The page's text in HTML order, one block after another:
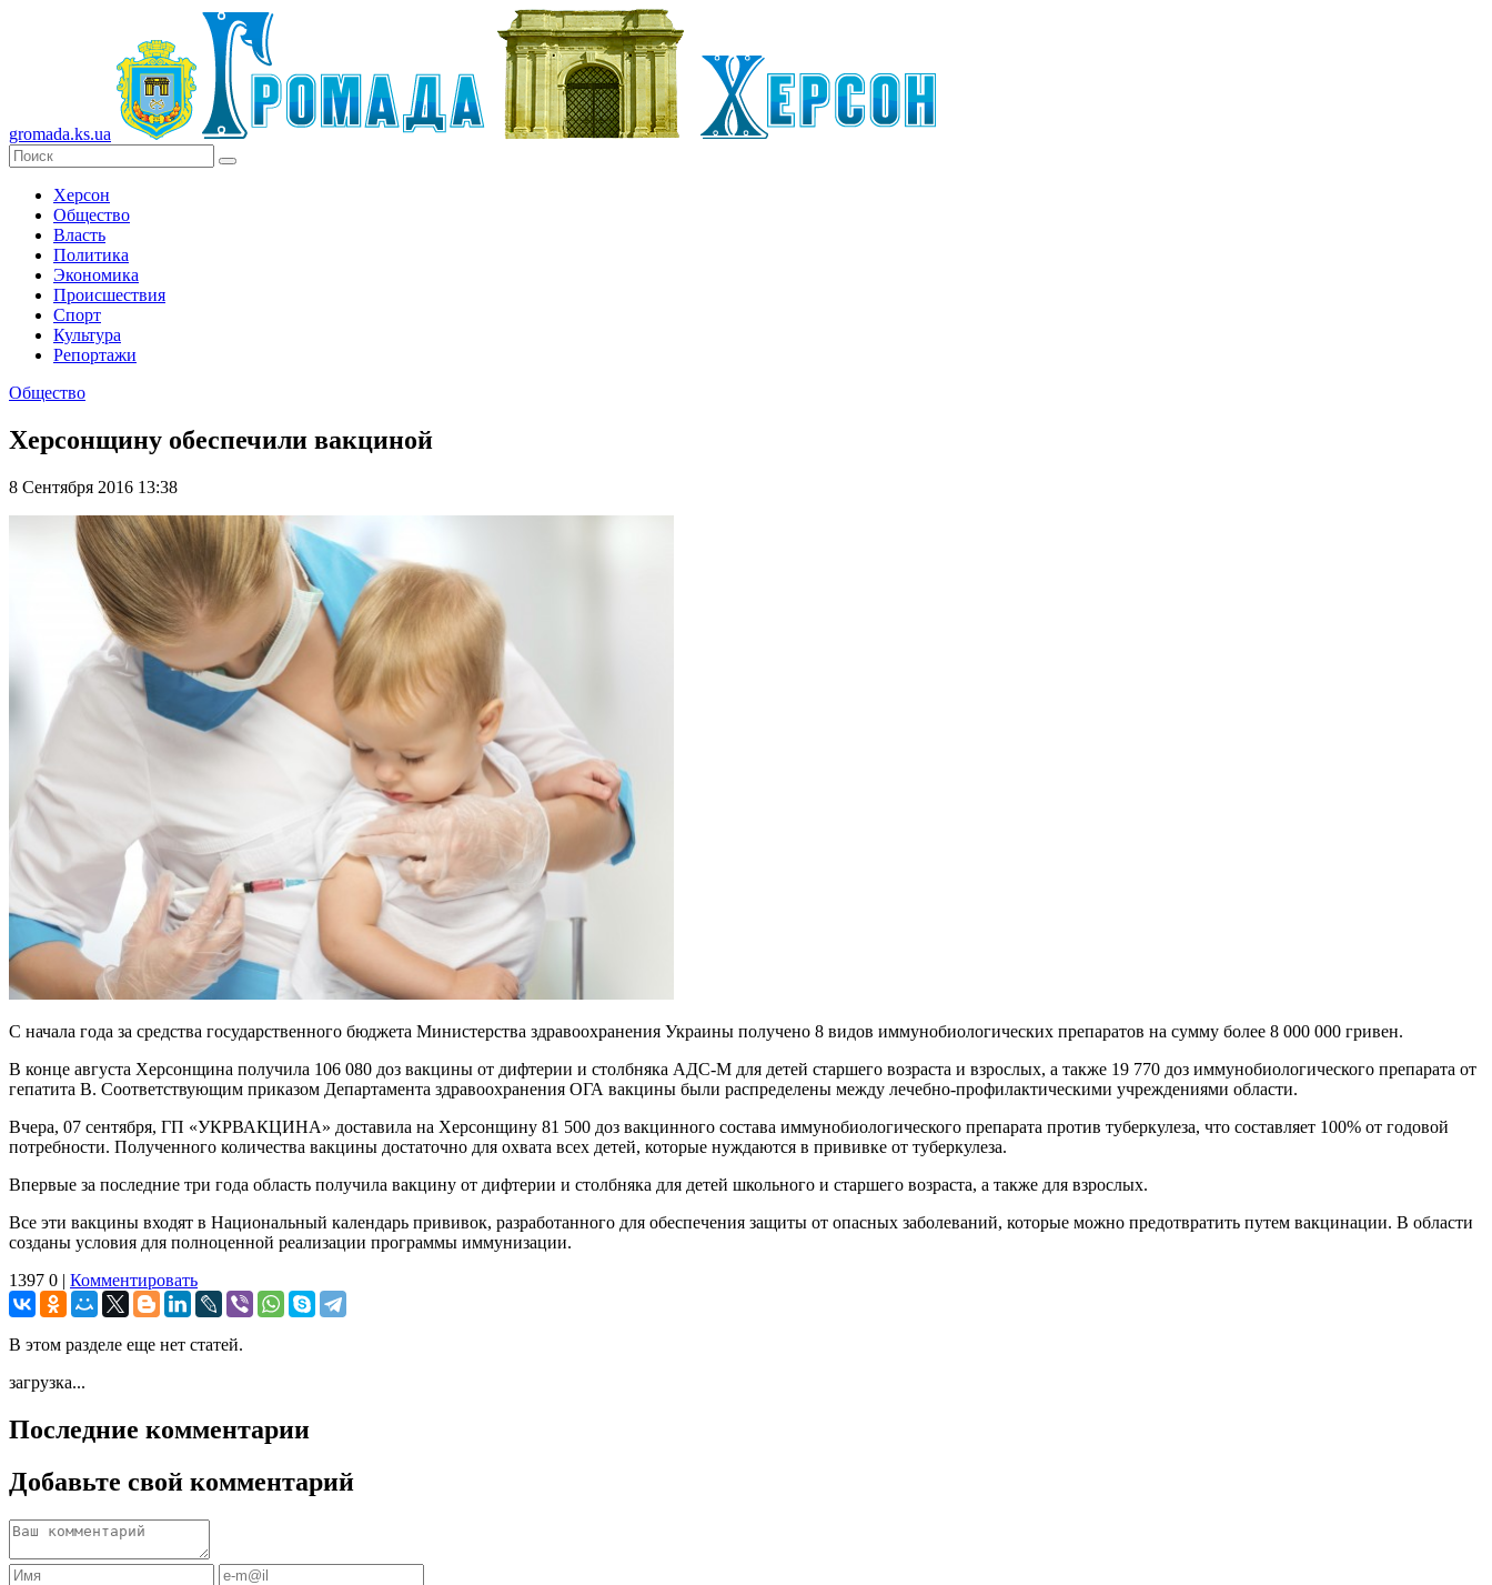
gromada.ks.ua
Херсон
Общество
Власть
Политика
Экономика
Происшествия
Спорт
Культура
Репортажи
Общество
Херсонщину обеспечили вакциной
8 Сентября 2016 13:38
С начала года за средства государственного бюджета Министерства здравоохранения Украины получено 8 видов иммунобиологических препаратов на сумму более 8 000 000 гривен.
В конце августа Херсонщина получила 106 080 доз вакцины от дифтерии и столбняка АДС-М для детей старшего возраста и взрослых, а также 19 770 доз иммунобиологического препарата от
гепатита В. Соответствующим приказом Департамента здравоохранения ОГА вакцины были распределены между лечебно-профилактическими учреждениями области.
Вчера, 07 сентября, ГП «УКРВАКЦИНА» доставила на Херсонщину 81 500 доз вакцинного состава иммунобиологического препарата против туберкулеза, что составляет 100% от годовой
потребности. Полученного количества вакцины достаточно для охвата всех детей, которые нуждаются в прививке от туберкулеза.
Впервые за последние три года область получила вакцину от дифтерии и столбняка для детей школьного и старшего возраста, а также для взрослых.
Все эти вакцины входят в Национальный календарь прививок, разработанного для обеспечения защиты от опасных заболеваний, которые можно предотвратить путем вакцинации. В области
созданы условия для полноценной реализации программы иммунизации.
1397 0 | Комментировать
В этом разделе еще нет статей.
загрузка...
Последние комментарии
Добавьте свой комментарий